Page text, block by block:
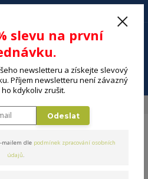
Menu
slevu na první
newsletteru a získejte slevový
Příjem newsletteru není závazný
kdykoliv zrušit.
Odeslat
mailem dle podmínek zpracování osobních
údajů.